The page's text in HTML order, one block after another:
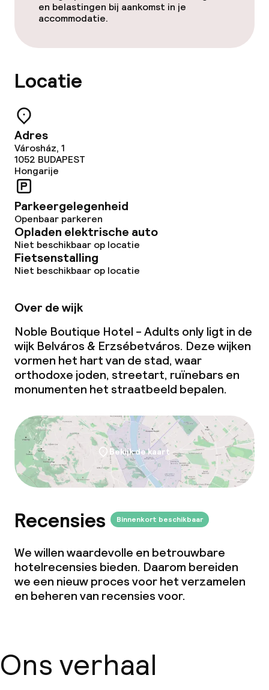
en belastingen bij aankomst in je
accommodatie.
Locatie
Adres
Városház, 1
1052 BUDAPEST
Hongarije
Parkeergelegenheid
Openbaar parkeren
Opladen elektrische auto
Niet beschikbaar op locatie
Fietsenstalling
Niet beschikbaar op locatie
Over de wijk
Noble Boutique Hotel - Adults only ligt in de
wijk Belváros & Erzsébetváros. Deze wijken
vormen het hart van de stad, waar
orthodoxe joden, streetart, ruïnebars en
monumenten het straatbeeld bepalen.
Bekijk de kaart
Recensies Binnenkort beschikbaar
We willen waardevolle en betrouwbare
hotelrecensies bieden. Daarom bereiden
we een nieuw proces voor het verzamelen
en beheren van recensies voor.
Ons verhaal